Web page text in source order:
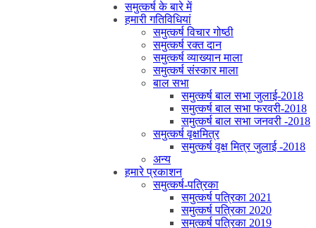
समुत्कर्ष के बारे में
हमारी गतिविधियां
समुत्कर्ष विचार गोष्ठी
समुत्कर्ष रक्त दान
समुत्कर्ष व्याख्यान माला
समुत्कर्ष संस्कार माला
बाल सभा
समुत्कर्ष बाल सभा जुलाई-2018
समुत्कर्ष बाल सभा फरवरी-2018
समुत्कर्ष बाल सभा जनवरी -2018
समुत्कर्ष वृक्षमित्र
समुत्कर्ष वृक्ष मित्र जुलाई -2018
अन्य
हमारे प्रकाशन
समुत्कर्ष-पत्रिका
समुत्कर्ष पत्रिका 2021
समुत्कर्ष पत्रिका 2020
समुत्कर्ष पत्रिका 2019